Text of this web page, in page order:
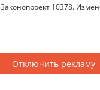
Законопроект 10378.
Отключить рекламу